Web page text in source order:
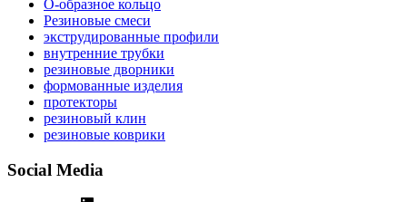
О-образное кольцо
Резиновые смеси
экструдированные профили
внутренние трубки
резиновые дворники
формованные изделия
протекторы
резиновый клин
резиновые коврики
Social Media